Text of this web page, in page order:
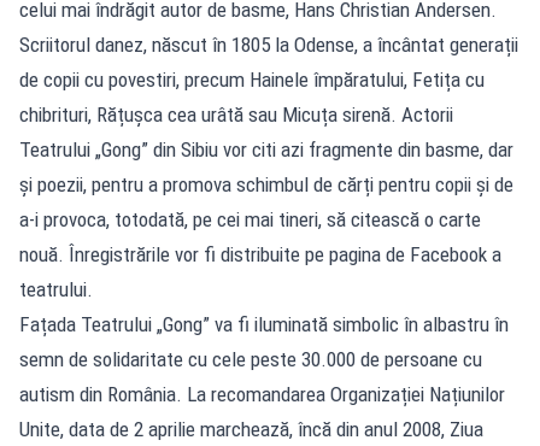
celui mai îndrăgit autor de basme, Hans Christian Andersen.
Scriitorul danez, născut în 1805 la Odense, a încântat generații
de copii cu povestiri, precum Hainele împăratului, Fetița cu
chibrituri, Rățușca cea urâtă sau Micuța sirenă. Actorii
Teatrului „Gong” din Sibiu vor citi azi fragmente din basme, dar
și poezii, pentru a promova schimbul de cărți pentru copii și de
a-i provoca, totodată, pe cei mai tineri, să citească o carte
nouă. Înregistrările vor fi distribuite pe pagina de Facebook a
teatrului.
Fațada Teatrului „Gong” va fi iluminată simbolic în albastru în
semn de solidaritate cu cele peste 30.000 de persoane cu
autism din România. La recomandarea Organizației Națiunilor
Unite, data de 2 aprilie marchează, încă din anul 2008, Ziua